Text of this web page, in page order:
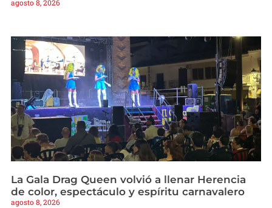
agosto 8, 2026
La Gala Drag Queen volvió a llenar Herencia
de color, espectáculo y espíritu carnavalero
agosto 8, 2026